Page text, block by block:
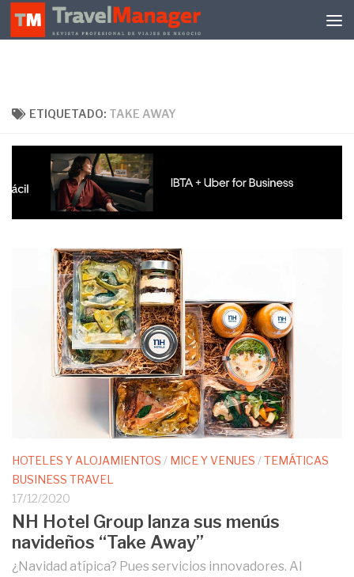
Debajo del contenido
ETIQUETADO: TAKE AWAY
HOTELES Y ALOJAMIENTOS / MICE Y VENUES /TEMÁTICAS
BUSINESS TRAVEL
17/12/2020
NH Hotel Group lanza sus menús
navideños “Take Away”
¿Navidad atípica? Pues servicios innovadores. Al